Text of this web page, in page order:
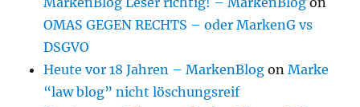
OMAS GEGEN RECHTS – oder MarkenG vs
DSGVO
Heute vor 18 Jahren – MarkenBlog onMarke
“law blog” nicht löschungsreif